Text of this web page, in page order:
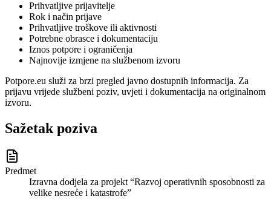
Prihvatljive prijavitelje
Rok i način prijave
Prihvatljive troškove ili aktivnosti
Potrebne obrasce i dokumentaciju
Iznos potpore i ograničenja
Najnovije izmjene na službenom izvoru
Potpore.eu služi za brzi pregled javno dostupnih informacija. Za
prijavu vrijede službeni poziv, uvjeti i dokumentacija na originalnom
izvoru.
Sažetak poziva
Predmet
Izravna dodjela za projekt “Razvoj operativnih sposobnosti za
velike nesreće i katastrofe”